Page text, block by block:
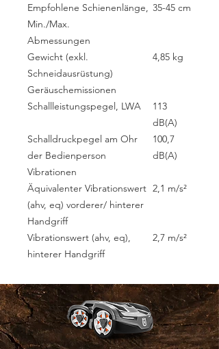
Empfohlene Schienenlänge,
Min./Max.
35-45 cm
Abmessungen
Gewicht (exkl.
Schneidausrüstung)
4,85 kg
Geräuschemissionen
Schallleistungspegel, LWA
113
dB(A)
Schalldruckpegel am Ohr
der Bedienperson
100,7
dB(A)
Vibrationen
Äquivalenter Vibrationswert
(ahv, eq) vorderer/ hinterer
Handgriff
2,1 m/s²
Vibrationswert (ahv, eq),
hinterer Handgriff
2,7 m/s²